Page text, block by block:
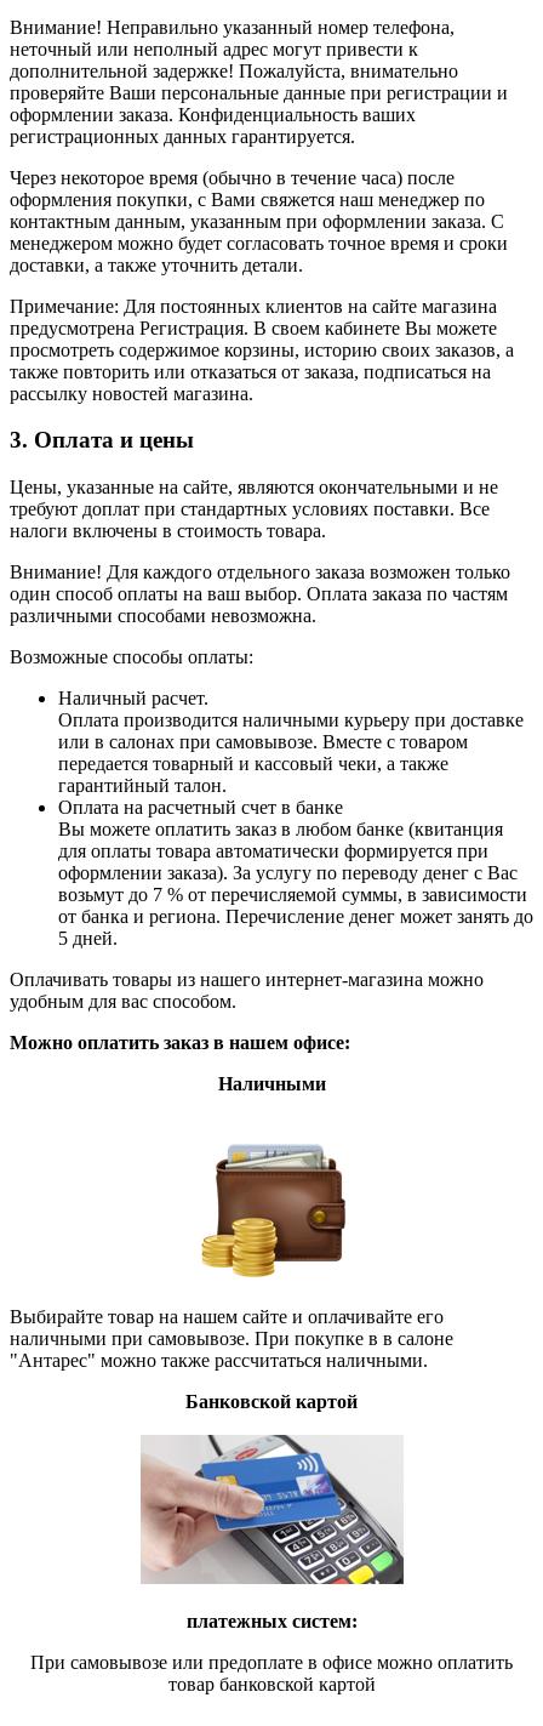
Внимание! Неправильно указанный номер телефона,
неточный или неполный адрес могут привести к
дополнительной задержке! Пожалуйста, внимательно
проверяйте Ваши персональные данные при регистрации и
оформлении заказа. Конфиденциальность ваших
регистрационных данных гарантируется.
Через некоторое время (обычно в течение часа) после
оформления покупки, с Вами свяжется наш менеджер по
контактным данным, указанным при оформлении заказа. С
менеджером можно будет согласовать точное время и сроки
доставки, а также уточнить детали.
Примечание: Для постоянных клиентов на сайте магазина
предусмотрена Регистрация. В своем кабинете Вы можете
просмотреть содержимое корзины, историю своих заказов, а
также повторить или отказаться от заказа, подписаться на
рассылку новостей магазина.
3. Оплата и цены
Цены, указанные на сайте, являются окончательными и не
требуют доплат при стандартных условиях поставки. Все
налоги включены в стоимость товара.
Внимание! Для каждого отдельного заказа возможен только
один способ оплаты на ваш выбор. Оплата заказа по частям
различными способами невозможна.
Возможные способы оплаты:
Наличный расчет.
Оплата производится наличными курьеру при доставке
или в салонах при самовывозе. Вместе с товаром
передается товарный и кассовый чеки, а также
гарантийный талон.
Оплата на расчетный счет в банке
Вы можете оплатить заказ в любом банке (квитанция
для оплаты товара автоматически формируется при
оформлении заказа). За услугу по переводу денег с Вас
возьмут до 7 % от перечисляемой суммы, в зависимости
от банка и региона. Перечисление денег может занять до
5 дней.
Оплачивать товары из нашего интернет-магазина можно
удобным для вас способом.
Можно оплатить заказ в нашем офисе:
Наличными
Выбирайте товар на нашем сайте и оплачивайте его
наличными при самовывозе. При покупке в в салоне
"Антарес" можно также рассчитаться наличными.
Банковской картой
платежных систем:
При самовывозе или предоплате в офисе можно оплатить
товар банковской картой